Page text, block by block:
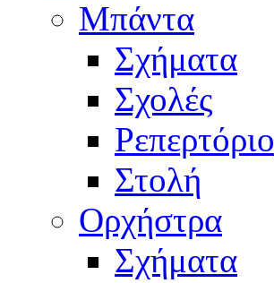
Μπάντα
Σχήματα
Σχολές
Ρεπερτόριο
Στολή
Ορχήστρα
Σχήματα